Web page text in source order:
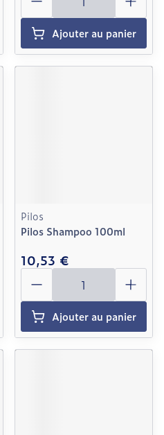
Ajouter au panier
Pilos
Pilos Shampoo 100ml
10,53 €
Quantité
Ajouter au panier